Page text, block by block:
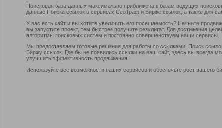
Поисковая база данных максимально приближена к базам ведущих
данные Поиска ссылок в сервисах СеоТраф и Бирже ссылок, а также для
У вас есть сайт и вы хотите увеличить его посещаемость? Начните
вы запустите проект, тем быстрее получите результат. Для достижения
алгоритмы поисковых систем и постоянно совершенствуем наши сервисы.
Мы предоставляем готовые решения для работы со ссылками: Поиск
Биржу ссылок. Где бы не появились ссылки на ваш сайт, здесь вы всегда
улучшить эффективность продвижения.
Используйте все возможности наших сервисов и обеспечьте рост вашего